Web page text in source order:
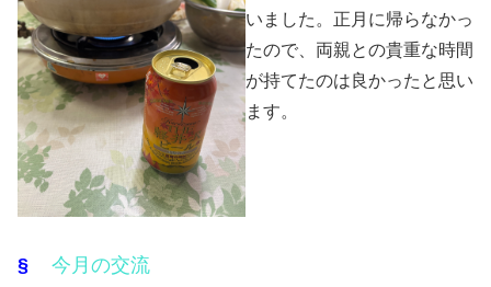
いました。正月に帰らなかっ
たので、両親との貴重な時間
が持てたのは良かったと思い
ます。
§ 今月の交流